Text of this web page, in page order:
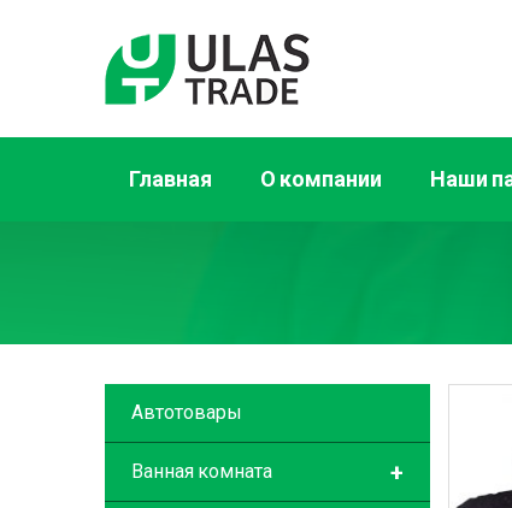
Главная О компании Наши
Автотовары
+
Ванная комната